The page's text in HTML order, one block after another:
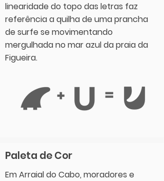
linearidade do topo das letras faz
referência a quilha de uma prancha
de surfe se movimentando
mergulhada no mar azul da praia da
Figueira.
Paleta de Cor
Em Arraial do Cabo, moradores e